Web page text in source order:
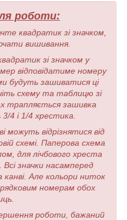
роботи:
квадратик зі значком,
вишивання.
зі значком у
відповідатиме номеру
будуть зашиватися ці
схему та таблицю зі
трапляється зашивка
4 і 1/4 хрестика.
можуть відрізнятися від
схемі. Паперова схема
для лічбового хреста
значки насамперед
Але кольори ниток
номерам обох
роботи, бажаний